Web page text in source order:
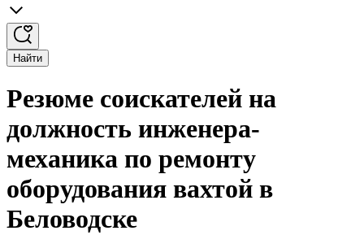
Найти
Резюме соискателей на
должность инженера-
механика по ремонту
оборудования вахтой в
Беловодске